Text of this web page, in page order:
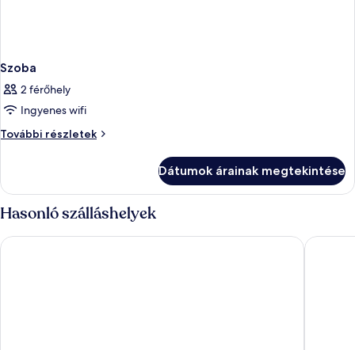
Szoba
2 férőhely
Ingyenes wifi
További részletek
Szoba
Dátumok árainak megtekintése
Hasonló szálláshelyek
The Social Hub Florence Belfiore Villa